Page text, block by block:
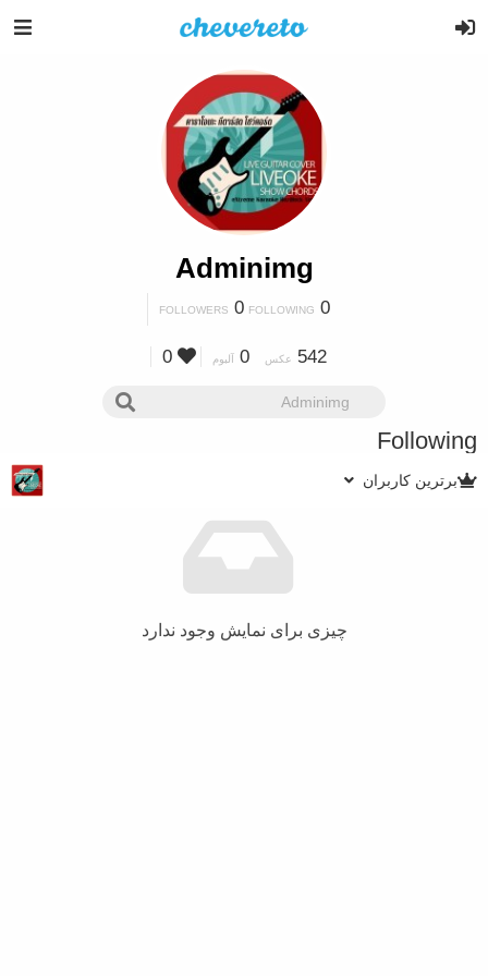
Adminimg
0
FOLLOWING
0
FOLLOWERS
542 عکس 0 آلبوم 0
Following
برترین کاربران
چیزی برای نمایش وجود ندارد